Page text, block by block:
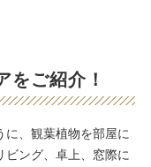
をご紹介！
に、観葉植物を部屋に
ビング、卓上、窓際に